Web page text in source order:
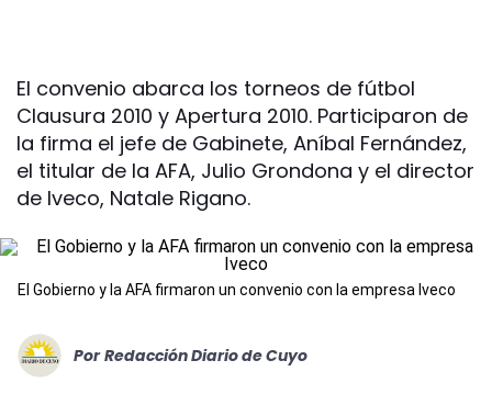
El convenio abarca los torneos de fútbol
Clausura 2010 y Apertura 2010. Participaron de
la firma el jefe de Gabinete, Aníbal Fernández,
el titular de la AFA, Julio Grondona y el director
de Iveco, Natale Rigano.
El Gobierno y la AFA firmaron un convenio con la empresa Iveco
Por Redacción Diario de Cuyo